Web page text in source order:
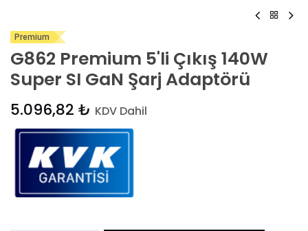
Premium
G862 Premium 5'li Çıkış 140W
Super SI GaN Şarj Adaptörü
5.096,82 ₺ KDV Dahil